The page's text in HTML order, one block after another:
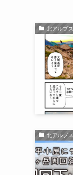
北アルプス
北アルプス